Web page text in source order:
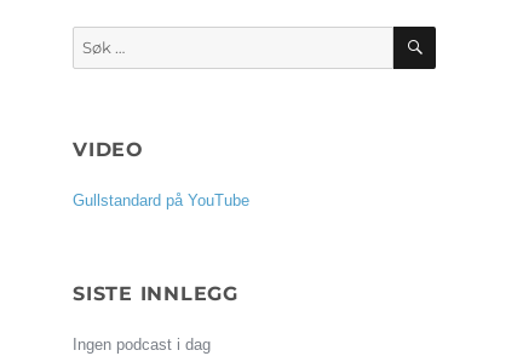
Søk
etter:
SØK
VIDEO
Gullstandard på YouTube
SISTE INNLEGG
Ingen podcast i dag